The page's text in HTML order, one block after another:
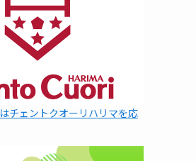
チェントクオーリハリマを応